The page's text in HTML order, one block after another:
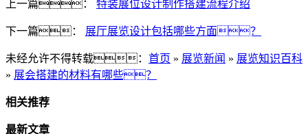
上一篇： 特装展位设计制作搭建流程介绍
下一篇： 展厅展览设计包括哪些方面？
未经允许不得转载： 首页 » 展览新闻 » 展览知识百科
» 展会搭建的材料有哪些？
相关推荐
最新文章